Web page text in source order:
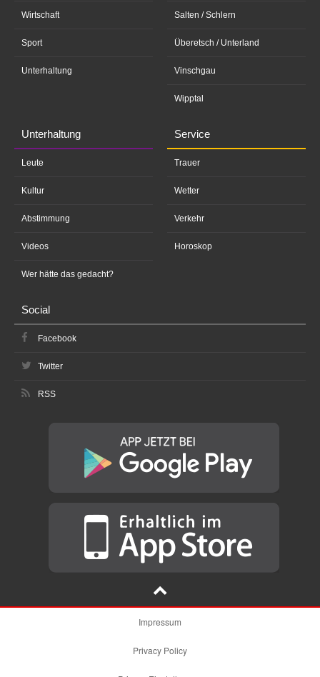
Wirtschaft
Sport
Unterhaltung
Salten / Schlern
Überetsch / Unterland
Vinschgau
Wipptal
Unterhaltung
Leute
Kultur
Abstimmung
Videos
Wer hätte das gedacht?
Service
Trauer
Wetter
Verkehr
Horoskop
Social
Facebook
Twitter
RSS
Impressum
Privacy Policy